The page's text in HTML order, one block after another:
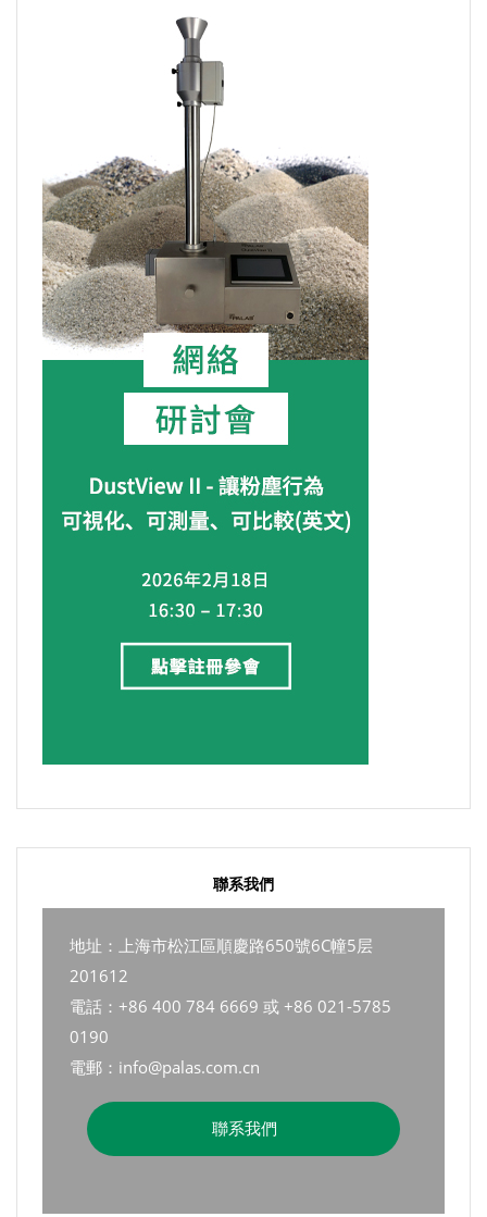
聯系我們
地址：上海市松江區順慶路650號6C幢5层
201612
電話：+86 400 784 6669 或 +86 021-5785
0190
電郵：info@palas.com.cn
聯系我們